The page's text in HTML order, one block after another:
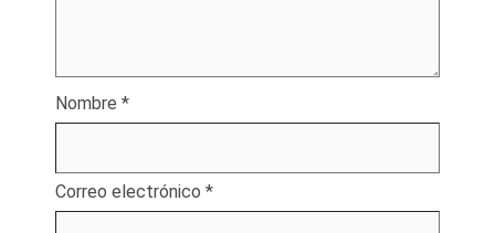
Nombre *
Correo electrónico *